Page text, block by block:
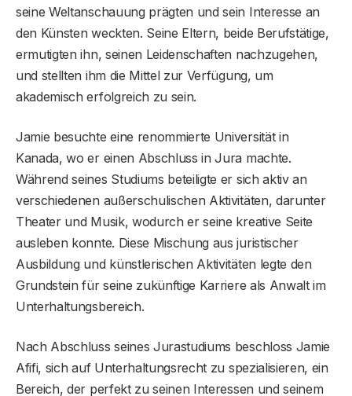
seine Weltanschauung prägten und sein Interesse an
den Künsten weckten. Seine Eltern, beide Berufstätige,
ermutigten ihn, seinen Leidenschaften nachzugehen,
und stellten ihm die Mittel zur Verfügung, um
akademisch erfolgreich zu sein.
Jamie besuchte eine renommierte Universität in
Kanada, wo er einen Abschluss in Jura machte.
Während seines Studiums beteiligte er sich aktiv an
verschiedenen außerschulischen Aktivitäten, darunter
Theater und Musik, wodurch er seine kreative Seite
ausleben konnte. Diese Mischung aus juristischer
Ausbildung und künstlerischen Aktivitäten legte den
Grundstein für seine zukünftige Karriere als Anwalt im
Unterhaltungsbereich.
Nach Abschluss seines Jurastudiums beschloss Jamie
Afifi, sich auf Unterhaltungsrecht zu spezialisieren, ein
Bereich, der perfekt zu seinen Interessen und seinem